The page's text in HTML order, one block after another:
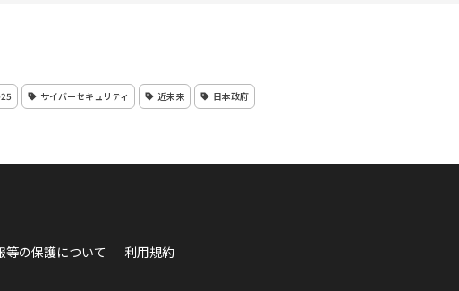
サイバーセキュリティ 近未来 日本政府
等の保護について 利用規約